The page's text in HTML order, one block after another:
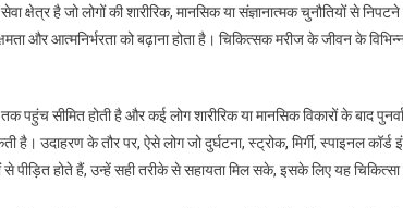
क्षेत्र है जो लोगों की शारीरिक, मानसिक या संज्ञानात्मक चुनौतियों से
और आत्मनिर्भरता को बढ़ाना होता है। चिकित्सक मरीज के जीवन के
पहुंच सीमित होती है और कई लोग शारीरिक या मानसिक विकारों के बाद
है। उदाहरण के तौर पर, ऐसे लोग जो दुर्घटना, स्ट्रोक, मिर्गी, स्पाइनल
से पीड़ित होते हैं, उन्हें सही तरीके से सहायता मिल सके, इसके लिए यह